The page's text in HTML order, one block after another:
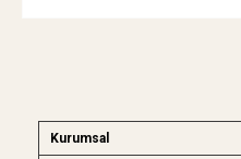
Kurumsal